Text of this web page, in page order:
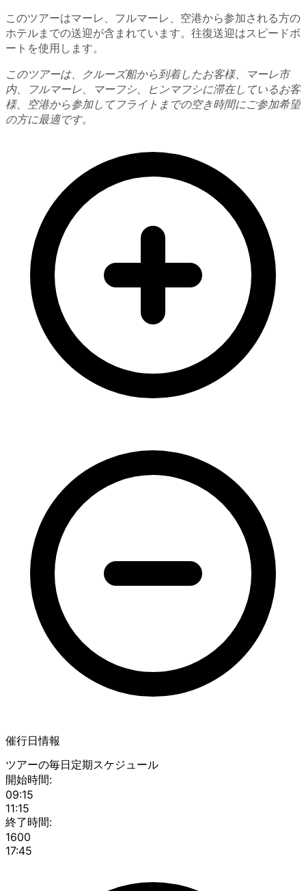
このツアーはマーレ、フルマーレ、空港から参加される方の
ホテルまでの送迎が含まれています。往復送迎はスピードボ
ートを使用します。
このツアーは、クルーズ船から到着したお客様、マーレ市
内、フルマーレ、マーフシ、ヒンマフシに滞在しているお客
様、空港から参加してフライトまでの空き時間にご参加希望
の方に最適です。
催行日情報
ツアーの毎日定期スケジュール
開始時間:
09:15
11:15
終了時間:
1600
17:45